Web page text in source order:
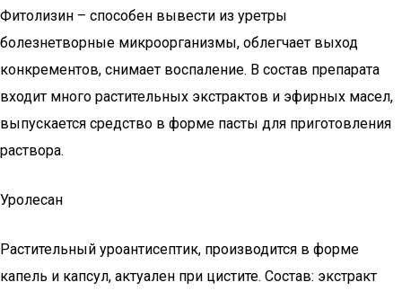
Фитолизин – способен вывести из уретры
болезнетворные микроорганизмы, облегчает выход
конкрементов, снимает воспаление. В состав препарата
входит много растительных экстрактов и эфирных масел,
выпускается средство в форме пасты для приготовления
раствора.
Уролесан
Растительный уроантисептик, производится в форме
капель и капсул, актуален при цистите. Состав: экстракт